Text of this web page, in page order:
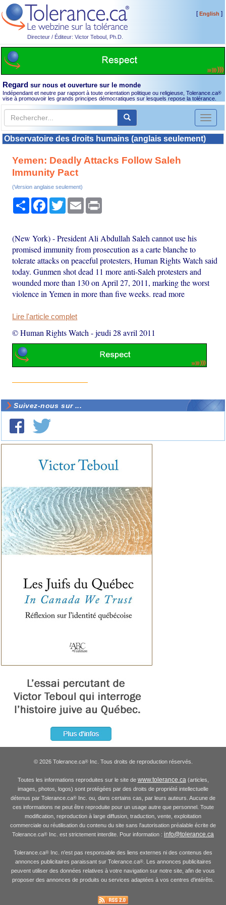
Directeur / Éditeur: Victor Teboul, Ph.D.
[English ]
Regard sur nous et ouverture sur le monde
Indépendant et neutre par rapport à toute orientation politique ou religieuse, Tolerance.ca®
vise à promouvoir les grands principes démocratiques sur lesquels repose la tolérance.
Toggle
Observatoire des droits humains (anglais seulement)
Yemen: Deadly Attacks Follow Saleh
Immunity Pact
(Version anglaise seulement)
PartagerFacebook
TwitterEmail
(New York) - President Ali Abdullah Saleh cannot use his
promised immunity from prosecution as a carte blanche to
tolerate attacks on peaceful protesters, Human Rights Watch said
today. Gunmen shot dead 11 more anti-Saleh protesters and
wounded more than 130 on April 27, 2011, marking the worst
violence in Yemen in more than five weeks. read more
Lire l'article complet
© Human Rights Watch -jeudi 28 avril 2011
Suivez-nous sur ...
© 2026 Tolerance.ca®Inc. Tous droits de reproduction réservés.
Toutes les informations reproduites sur le site de www.tolerance.ca(articles,
images, photos, logos) sont protégées par des droits de propriété intellectuelle
détenus par Tolerance.ca® Inc. ou, dans certains cas, par leurs auteurs. Aucune de
ces informations ne peut être reproduite pour un usage autre que personnel. Toute
modification, reproduction à large diffusion, traduction, vente, exploitation
commerciale ou réutilisation du contenu du site sans l'autorisation préalable écrite de
Tolerance.ca® Inc. est strictement interdite. Pour information : info@tolerance.ca
Tolerance.ca® Inc. n'est pas responsable des liens externes ni des contenus des
annonces publicitaires paraissant sur Tolerance.ca®. Les annonces publicitaires
peuvent utiliser des données relatives à votre navigation sur notre site, afin de vous
proposer des annonces de produits ou services adaptées à vos centres d'intérêts.